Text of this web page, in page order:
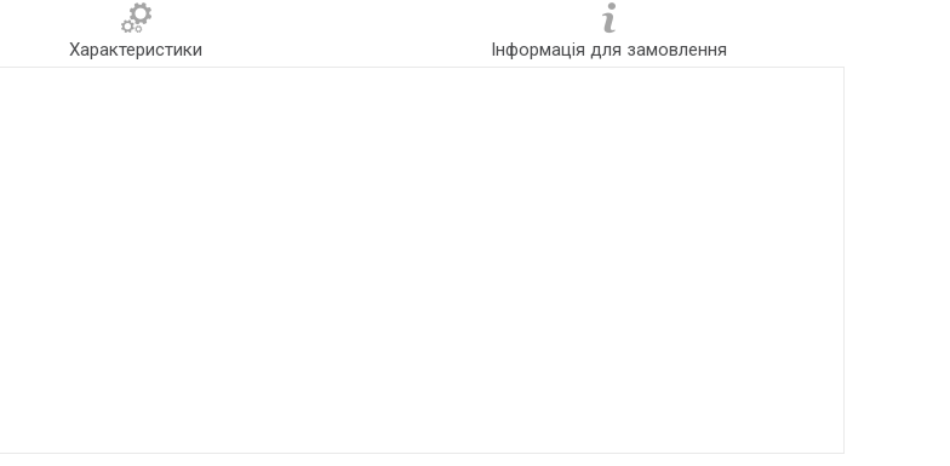
Характеристики Інформація для замовлення